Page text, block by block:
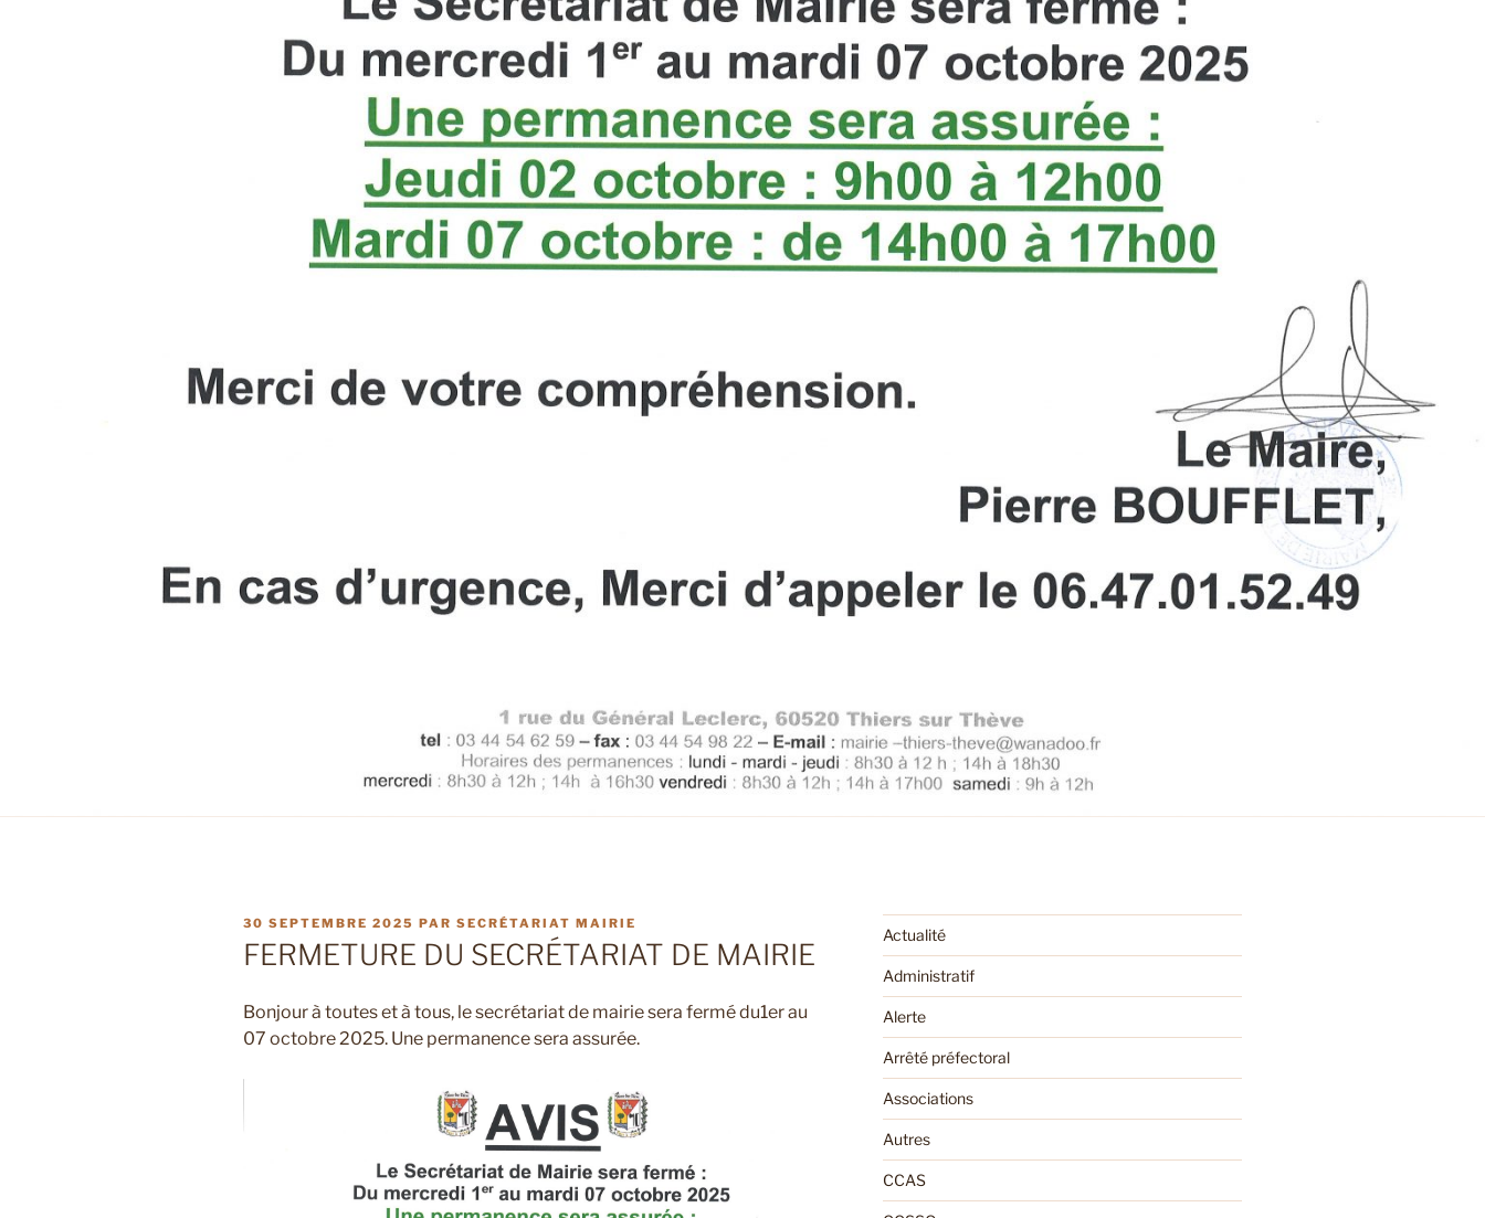
PUBLIÉ
LE
30 SEPTEMBRE 2025 PAR SECRÉTARIAT MAIRIE
FERMETURE DU SECRÉTARIAT DE MAIRIE
Bonjour à toutes et à tous, le secrétariat de mairie sera fermé du1er au
07 octobre 2025. Une permanence sera assurée.
Actualité
Administratif
Alerte
Arrêté préfectoral
Associations
Autres
CCAS